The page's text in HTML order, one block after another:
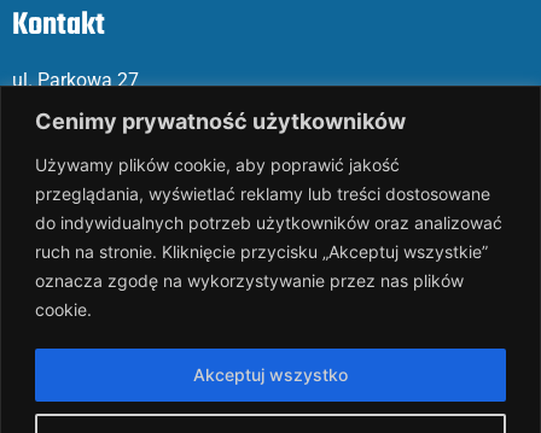
Cenimy prywatność użytkowników
Używamy plików cookie, aby poprawić jakość
przeglądania, wyświetlać reklamy lub treści dostosowane
do indywidualnych potrzeb użytkowników oraz analizować
ruch na stronie. Kliknięcie przycisku „Akceptuj wszystkie”
oznacza zgodę na wykorzystywanie przez nas plików
cookie.
Akceptuj wszystko
Kontakt
ul. Parkowa 27
05-120 Legionowo
Mail: slalp@slalp.com.pl
Telefon: 732 86 6 667 | 731 466 667
KRS 0000289744
NIP 536-18 3-07-25
REGON 1411
Rachunek bankowy: PKO BP 17 1020 10
1054